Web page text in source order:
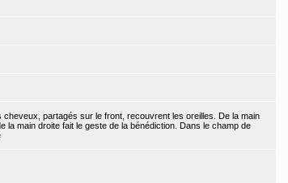
partagés sur le front, recouvrent les oreilles. De la main
main droite fait le geste de la bénédiction. Dans le champ de